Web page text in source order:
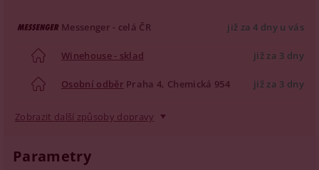
Messenger - celá ČR již za 4 dny u vás
Winehouse - sklad již za 3 dny
Osobní odběr Praha 4, Chemická 954 již za 3 dny
Zobrazit další způsoby dopravy
Parametry